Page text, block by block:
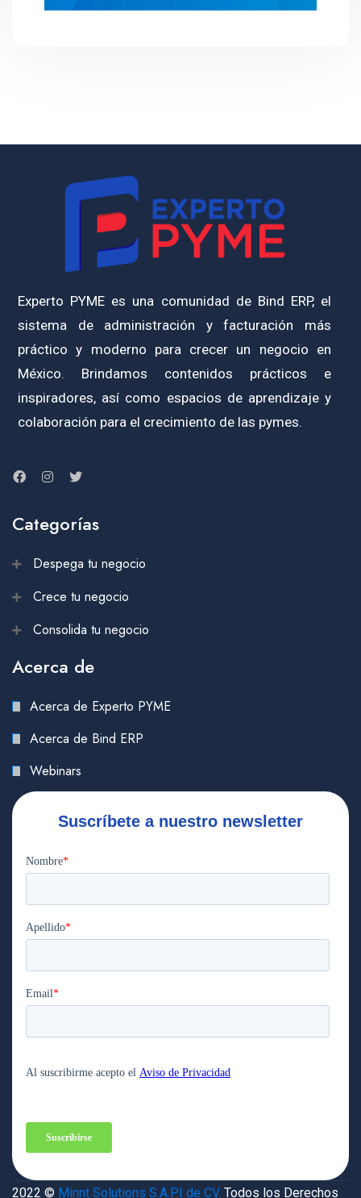
Experto PYME es una comunidad de Bind ERP, el
sistema de administración y facturación más
práctico y moderno para crecer un negocio en
México. Brindamos contenidos prácticos e
inspiradores, así como espacios de aprendizaje y
colaboración para el crecimiento de las pymes.
Categorías
Despega tu negocio
Crece tu negocio
Consolida tu negocio
Acerca de
Acerca de Experto PYME
Acerca de Bind ERP
Webinars
Suscríbete a nuestro newsletter
2022 © Minnt Solutions S.A.P.I de CV. Todos los Derechos